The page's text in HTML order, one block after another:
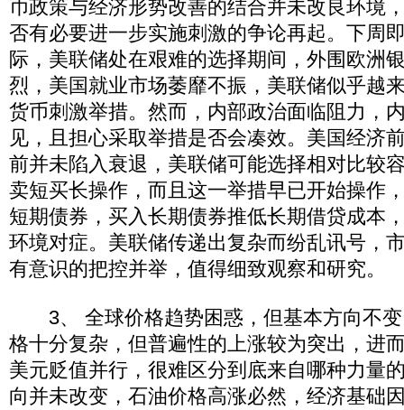
币政策与经济形势改善的结合并未改良环境
否有必要进一步实施刺激的争论再起。下周
际，美联储处在艰难的选择期间，外围欧洲
烈，美国就业市场萎靡不振，美联储似乎越
货币刺激举措。然而，内部政治面临阻力，
见，且担心采取举措是否会凑效。美国经济
前并未陷入衰退，美联储可能选择相对比较
卖短买长操作，而且这一举措早已开始操作
短期债券，买入长期债券推低长期借贷成本
环境对症。美联储传递出复杂而纷乱讯号，
有意识的把控并举，值得细致观察和研究。
3、 全球价格趋势困惑，但基本方向不变
格十分复杂，但普遍性的上涨较为突出，进
美元贬值并行，很难区分到底来自哪种力量
向并未改变，石油价格高涨必然，经济基础